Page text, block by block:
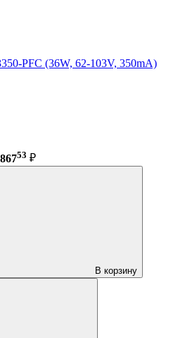
PFC (36W, 62-103V, 350mA)
86753 ₽
В корзину